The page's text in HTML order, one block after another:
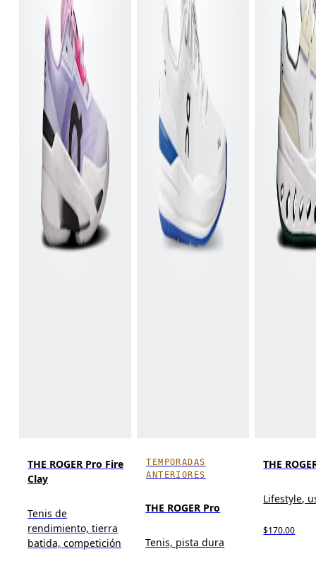
THE ROGER Pro Fire
Clay
Tenis de
rendimiento, tierra
batida, competición
TEMPORADAS
ANTERIORES
THE ROGER Pro
Tenis, pista dura
THE
Lifestyle,
$170.00